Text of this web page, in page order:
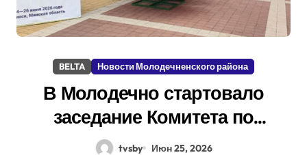
BELTA Новости Молодечненского района
В Молодечно стартовало
заседание Комитета по
стандартизации и качеству
tvsby Июн 25, 2026